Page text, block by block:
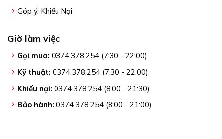
Góp ý, Khiếu Nại
Giờ làm việc
Gọi mua: 0374.378.254 (7:30 - 22:00)
Kỹ thuật: 0374.378.254 (7:30 - 22:00)
Khiếu nại: 0374.378.254 (8:00 - 21:30)
Bảo hành: 0374.378.254 (8:00 - 21:00)